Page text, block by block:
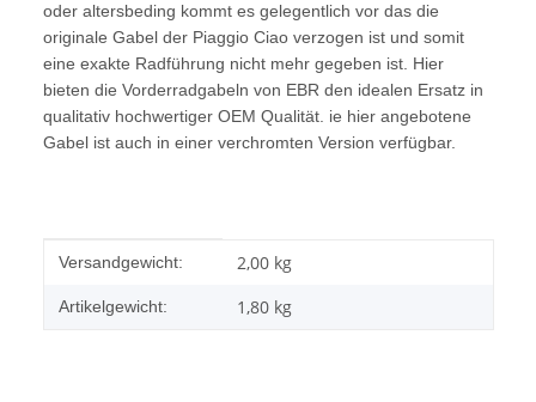
oder altersbeding kommt es gelegentlich vor das die
originale Gabel der Piaggio Ciao verzogen ist und somit
eine exakte Radführung nicht mehr gegeben ist. Hier
bieten die Vorderradgabeln von EBR den idealen Ersatz in
qualitativ hochwertiger OEM Qualität. ie hier angebotene
Gabel ist auch in einer verchromten Version verfügbar.
Produkteigenschaft
Wert
Versandgewicht: 2,00 kg
Artikelgewicht: 1,80 kg